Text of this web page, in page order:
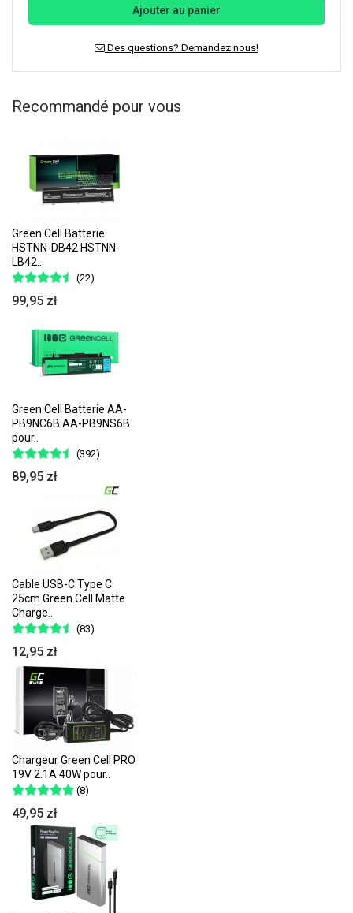
Ajouter au panier
Des questions? Demandez nous!
Recommandé pour vous
Green Cell Batterie
HSTNN-DB42 HSTNN-
LB42..
(22)
99,95 zł
Green Cell Batterie AA-
PB9NC6B AA-PB9NS6B
pour..
(392)
89,95 zł
Cable USB-C Type C
25cm Green Cell Matte
Charge..
(83)
12,95 zł
Chargeur Green Cell PRO
19V 2.1A 40W pour..
(8)
49,95 zł